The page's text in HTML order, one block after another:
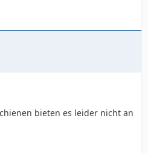
bieten es leider nicht an